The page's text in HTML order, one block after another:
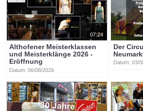
07:24
Althofener Meisterklassen
und Meisterklänge 2026 -
Eröffnung
Datum: 06/08/2026
Der
Datum: 03/